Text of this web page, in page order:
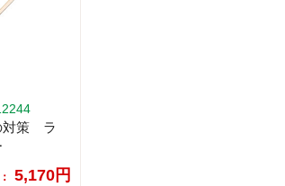
対策 ラ
5,170円